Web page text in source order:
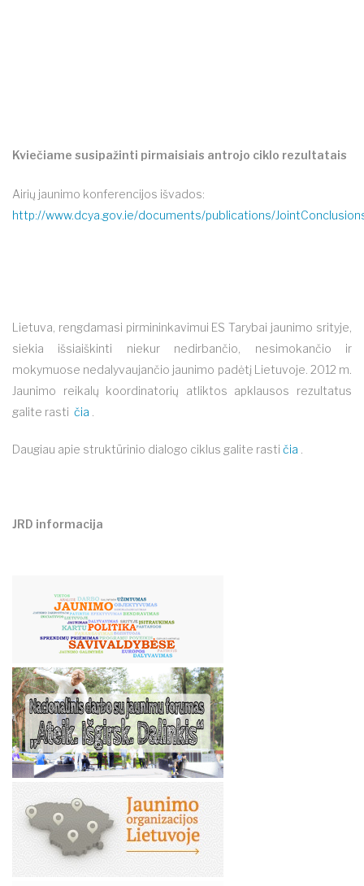
Kviečiame susipažinti pirmaisiais antrojo ciklo rezultatais
Airių jaunimo konferencijos išvados:
http://www.dcya.gov.ie/documents/publications/
Lietuva, rengdamasi pirmininkavimui ES Tarybai jaunimo srityje,
siekia išsiaiškinti niekur nedirbančio, nesimokančio ir
mokymuose nedalyvaujančio jaunimo padėtį Lietuvoje. 2012 m.
Jaunimo reikalų koordinatorių atliktos apklausos rezultatus
galite rasti čia
Daugiau apie struktūrinio dialogo ciklus galite rasti čia
JRD informacija